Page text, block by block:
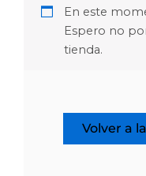
En este
Espero no
tienda.
Volver a